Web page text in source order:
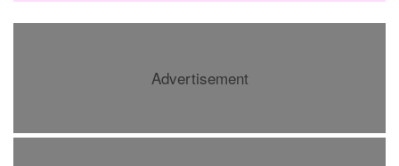
Advertisement